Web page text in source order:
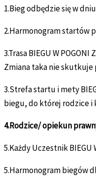
1.Bieg odbędzie się w dniu
2.Harmonogram startów
3.Trasa BIEGU W
Zmiana taka nie skutkuje
3.Strefa startu i mety
biegu, do której rodzice i
4.Rodzice/ opiekun
5.Każdy Uczestnik
5.Harmonogram biegów